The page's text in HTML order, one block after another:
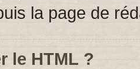
la page de
le HTML ?